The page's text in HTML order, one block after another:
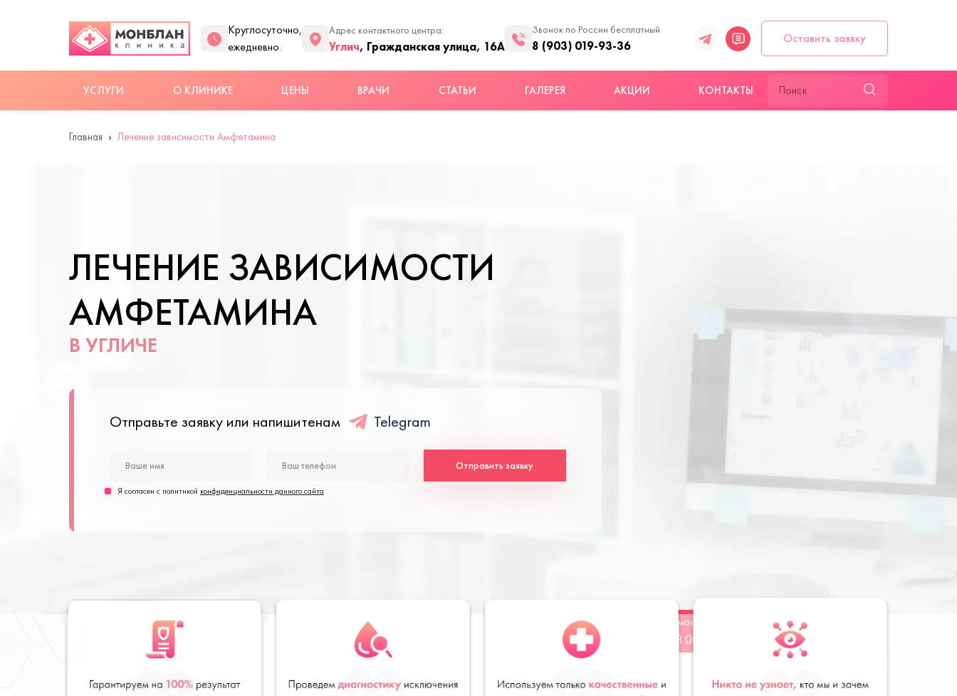
Круглосуточно,
ежедневно.
Адрес контактного центра:
Углич, Гражданская улица, 16А
Звонок по России бесплатный
8 (903) 019-93-36
Оставить заявку
УСЛУГИ О КЛИНИКЕ ЦЕНЫ ВРАЧИ СТАТЬИ ГАЛЕРЕЯ АКЦИИ КОНТАКТЫ
Главная Лечение зависимости Амфетамина
ЛЕЧЕНИЕ ЗАВИСИМОСТИ
АМФЕТАМИНА
В УГЛИЧЕ
Отправьте заявку или напишитенам Telegram
Отправить заявку
Я согласен с политикой конфиденциальности данного сайта
Стоимость
от 28 000
Заказать